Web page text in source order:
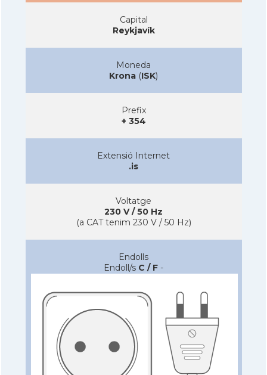
Capital
Reykjavík
Moneda
Krona (ISK)
Prefix
+ 354
Extensió Internet
.is
Voltatge
230 V / 50 Hz
(a CAT tenim 230 V / 50 Hz)
Endolls
Endoll/s C / F -